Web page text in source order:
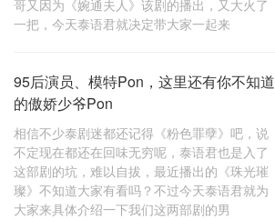
哥又因为《婉通夫人》该剧的播出，又大火了
一把，今天泰语君就决定带大家一起来
95后演员、模特Pon，这里还有你不知道
的傲娇少爷Pon
相信不少泰剧迷都还记得《粉色罪孽》吧，说
不定现在都还在回味无穷呢，泰语君也是入了
这部剧的坑，难以自拔，最近播出的《珠光璀
璨》不知道大家有看吗？不过今天泰语君就为
大家来具体介绍一下我们这两部剧的男